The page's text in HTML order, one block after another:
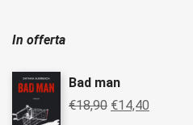
In offerta
Bad man
€18,90 €14,40